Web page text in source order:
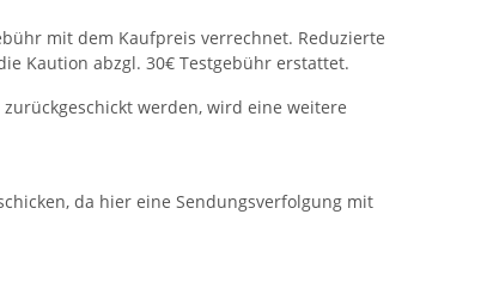
mit dem Kaufpreis verrechnet. Reduzierte
Kaution abzgl. 30€ Testgebühr erstattet.
werden, wird eine weitere
da hier eine Sendungsverfolgung mit